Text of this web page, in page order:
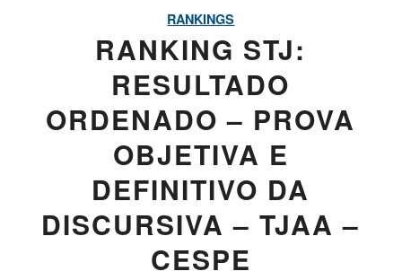
RANKINGS
RANKING STJ:
RESULTADO
ORDENADO – PROVA
OBJETIVA E
DEFINITIVO DA
DISCURSIVA – TJAA –
CESPE